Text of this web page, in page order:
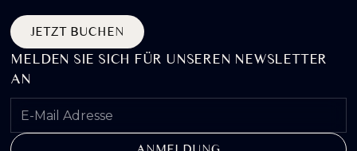
JETZT BUCHEN
MELDEN SIE SICH FÜR UNSEREN NEWSLETTER
AN